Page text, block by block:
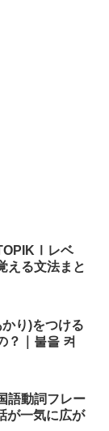
レベ
える文法まと
り)をつける
？｜불을 켜
語動詞フレー
が一気に広が